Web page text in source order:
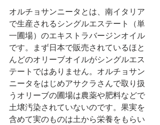
オルチョサンニータとは、南イタリア
で生産されるシングルエステート（単
一圃場）のエキストラバージンオイル
です。まず日本で販売されているほと
んどのオリーブオイルがシングルエス
テートではありません。オルチョサン
ニータをはじめアサクラさんで取り扱
うオリーブの圃場は農薬や肥料などで
土壌汚染されていないのです。果実を
含めて実のものは土から栄養をもらい